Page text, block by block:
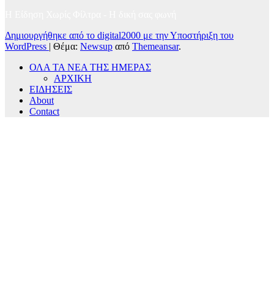
Δημιουργήθηκε από το digital2000 με την Υποστήριξη του
WordPress | Θέμα: Newsup από Themeansar.
ΟΛΑ ΤΑ ΝΕΑ ΤΗΣ ΗΜΕΡΑΣ
ΑΡΧΙΚΗ
ΕΙΔΗΣΕΙΣ
About
Contact